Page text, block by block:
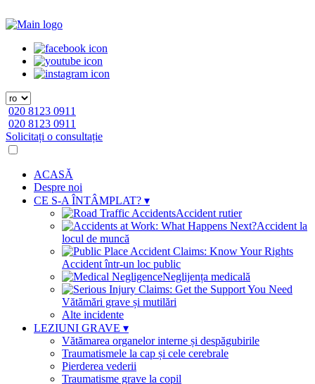
020 8123 0911
020 8123 0911
Solicitați o consultație
ACASĂ
Despre noi
CE S-A ÎNTÂMPLAT? ▾
Accident rutier
Accident la
locul de muncă
Accident într-un loc public
Neglijența medicală
Vătămări grave și mutilări
Alte incidente
LEZIUNI GRAVE ▾
Vătămarea organelor interne și despăgubirile
Traumatismele la cap și cele cerebrale
Pierderea vederii
Traumatisme grave la copil